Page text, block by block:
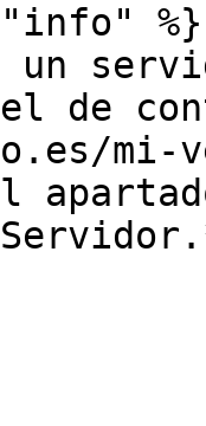
%}
de
mi-